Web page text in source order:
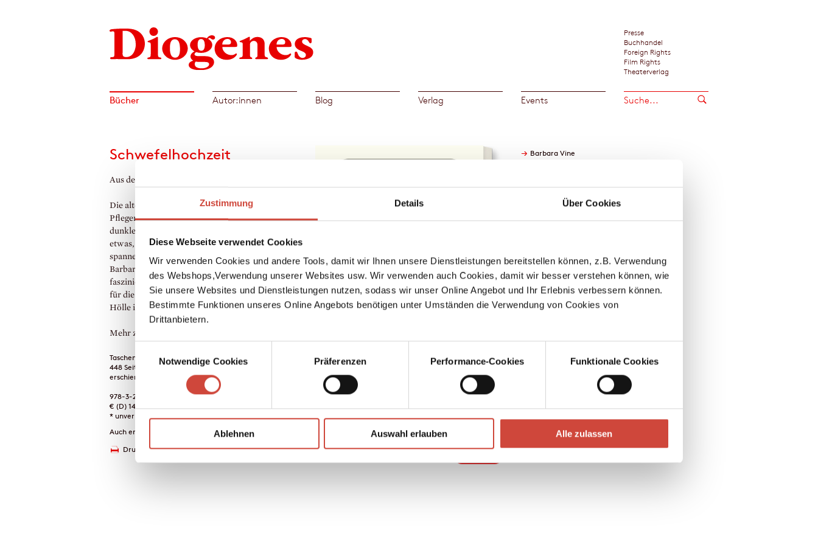
Zustimmung Details Über Cookies
Diese Webseite verwendet Cookies
Wir verwenden Cookies und andere Tools, damit wir Ihnen unsere Dienstleistungen bereitstellen können, z.B. Verwendung
des Webshops,Verwendung unserer Websites usw. Wir verwenden auch Cookies, damit wir besser verstehen können, wie
Sie unsere Websites und Dienstleistungen nutzen, sodass wir unser Online Angebot und Ihr Erlebnis verbessern können.
Bestimmte Funktionen unseres Online Angebots benötigen unter Umständen die Verwendung von Cookies von
Drittanbietern.
Notwendige Cookies
Präferenzen Performance-Cookies Funktionale Cookies
Ablehnen Auswahl erlauben Alle zulassen
Presse
Buchhandel
Foreign Rights
Film Rights
Theaterverlag
Bücher Autor:innen Blog Verlag Events
Download Bilddatei
Schwefelhochzeit
Aus dem Englischen von Renate Orth-Guttmann
Die alte Dame Stella vererbt ihrer jungen
Pflegerin Jenny ein leeres Haus im Moor und ein
dunkles Geheimnis. Doch auch Jenny verbirgt
etwas, das keiner wissen darf. Abgründig
spannend und zutiefst beunruhigend zeichnet
Barbara Vine das Doppelporträt zweier
faszinierender, höchst unterschiedlicher Frauen,
für die das Paradies der Erinnerung auch eine
Hölle ist.
Mehr zum Inhalt
Taschenbuch
448 Seiten
erschienen am 27. Januar 1999
978-3-257-23102-1
€ (D) 14.00 / sFr 19.00* / € (A) 14.40
* unverb. Preisempfehlung
Auch erhältlich als
Drucken
→ Barbara Vine